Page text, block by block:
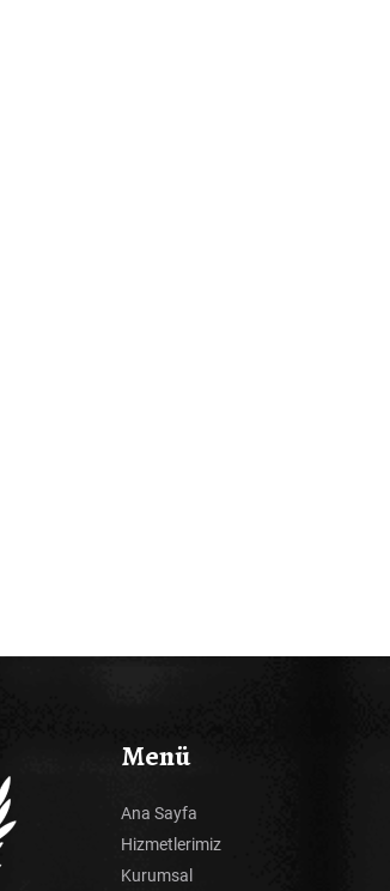
Menü
Ana Sayfa
Hizmetlerimiz
Kurumsal